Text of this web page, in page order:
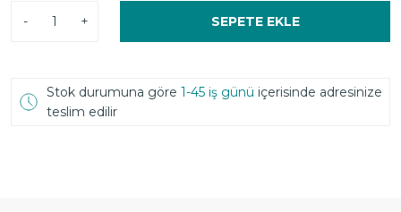
- + SEPETE EKLE
Stok durumuna göre 1-45 iş günü içerisinde adresinize
teslim edilir